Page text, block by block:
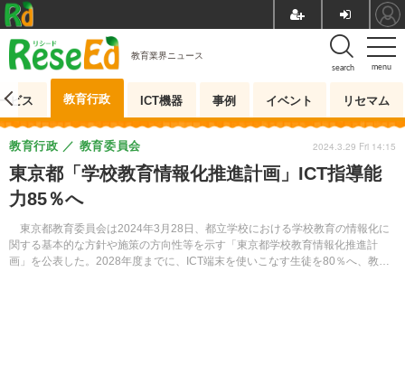
menu
search
教育業界ニュース
ビス 教育行政 ICT機器 事例 イベント リセマム
東京都「学校教育情報化推進計画」ICT指導能
力85％へ
東京都教育委員会は2024年3月28日、都立学校における学校教育の情報化に
関する基本的な方針や施策の方向性等を示す「東京都学校教育情報化推進計
画」を公表した。2028年度までに、ICT端末を使いこなす生徒を80％へ、教職
教育行政 教育委員会 2024.3.29 Fri 14:15